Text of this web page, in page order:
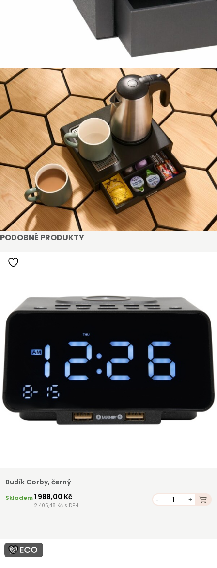
PODOBNÉ PRODUKTY
Budík Corby, černý
Skladem1 988,00 Kč
2 405,48 Kč s DPH
- +
získat slevy až do výše 25 % v závislosti na velikosti